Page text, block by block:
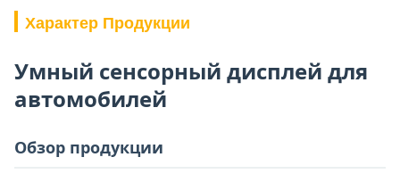
Характер Продукции
Умный сенсорный дисплей для
автомобилей
Обзор продукции